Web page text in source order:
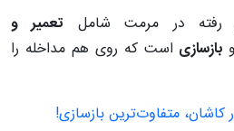
رفته در مرمت شامل تعمیر و
و بازسازی است که روی هم مداخله را
کاشان، متفاوت‌ترین بازسازی!